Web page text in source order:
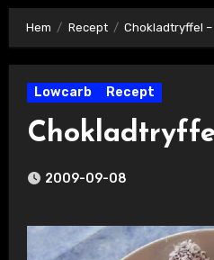
Hem Recept Chokladtryffel
Lowcarb Recept
2009-09-08